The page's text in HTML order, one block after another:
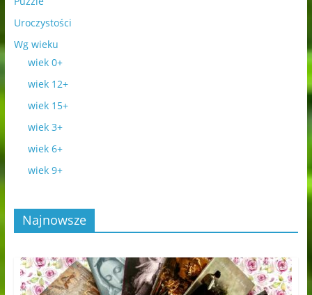
Uroczystości
Wg wieku
wiek 0+
wiek 12+
wiek 15+
wiek 3+
wiek 6+
wiek 9+
Najnowsze